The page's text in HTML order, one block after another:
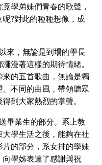
學弟妹們青春的歌聲，
呢?對此的種種想像，成
來，無論是到場的學長
漫著這樣的期待情緒。
的五首歌曲，無論是獨
不同的曲風，帶領聽眾
到大家熱烈的掌聲。
畢業生的部分。系上教
學生活之後，能夠在社
的部分，系女排的學妹
學姊表達了感謝與祝